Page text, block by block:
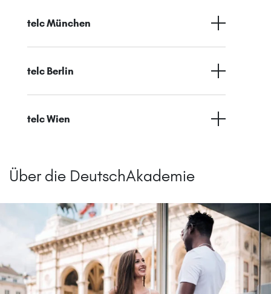
telc München
telc Berlin
telc Wien
Über die DeutschAkademie